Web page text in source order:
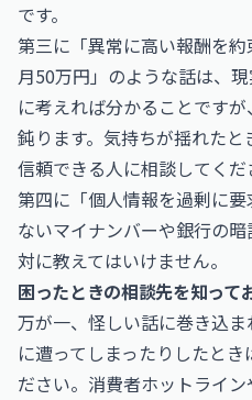
です。
第三に「異常に高い報酬を
月50万円」のような話は、
に考えれば分かることです
鈍ります。気持ちが揺れたと
信頼できる人に相談してくだ
第四に「個人情報を過剰に
ないマイナンバーや銀行の
対に教えてはいけません。
困ったときの相談先を知って
万が一、怪しい話に巻き込
に遭ってしまったりしたと
ださい。消費者ホットライ